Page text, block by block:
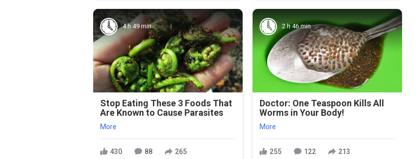
4 h 49 min
Stop Eating These 3 Foods That
Are Known to Cause Parasites
More
430 88 265
2 h 46 min
Doctor: One Teaspoon Kills All
Worms in Your Body!
More
255 122 213